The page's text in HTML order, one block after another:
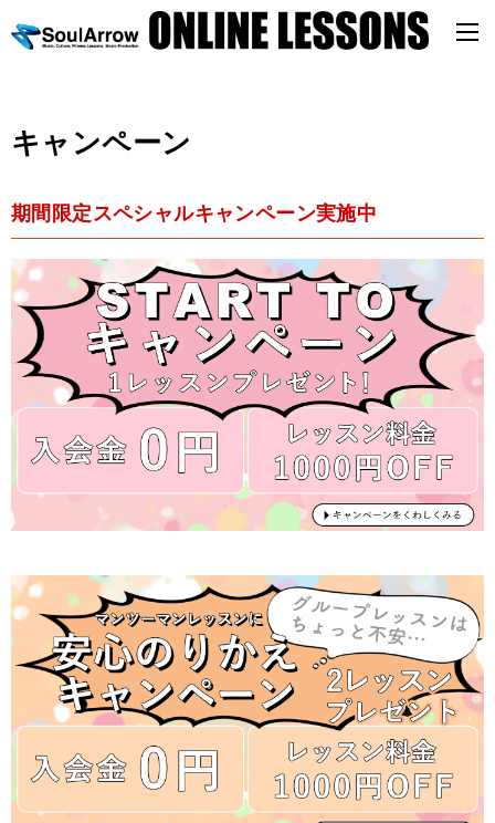
キャンペーン
期間限定スペシャルキャンペーン実施中